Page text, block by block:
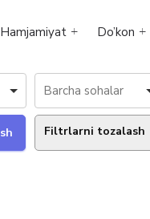
Hamjamiyat Do’kon
Filtrlarni tozalash